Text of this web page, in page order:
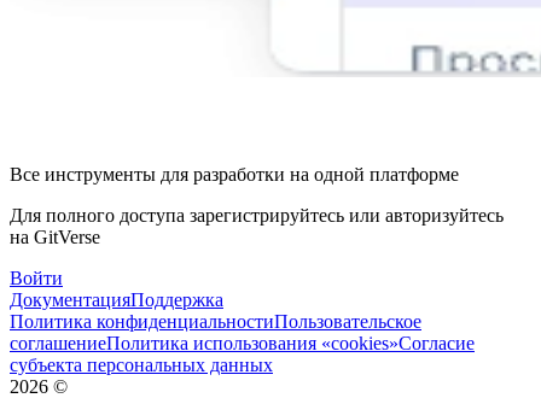
Все инструменты для разработки на одной платформе
Для полного доступа зарегистрируйтесь или авторизуйтесь
на GitVerse
Войти
ДокументацияПоддержка
Политика конфиденциальностиПользовательское
соглашениеПолитика использования «cookies»Согласие
субъекта персональных данных
2026 ©